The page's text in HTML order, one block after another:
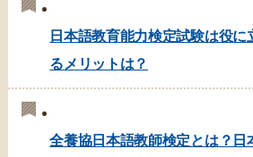
日本語教育能力検定試験は役
るメリットは？
全養協日本語教師検定とは？日